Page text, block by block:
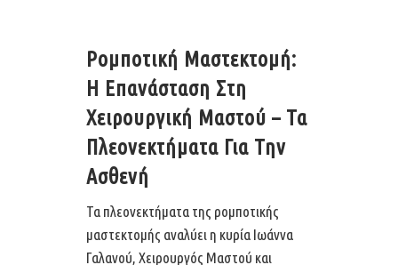
Ρομποτική Μαστεκτομή:
Η Επανάσταση Στη
Χειρουργική Μαστού – Τα
Πλεονεκτήματα Για Την
Ασθενή
Τα πλεονεκτήματα της ρομποτικής
μαστεκτομής αναλύει η κυρία Ιωάννα
Γαλανού, Χειρουργός Μαστού και